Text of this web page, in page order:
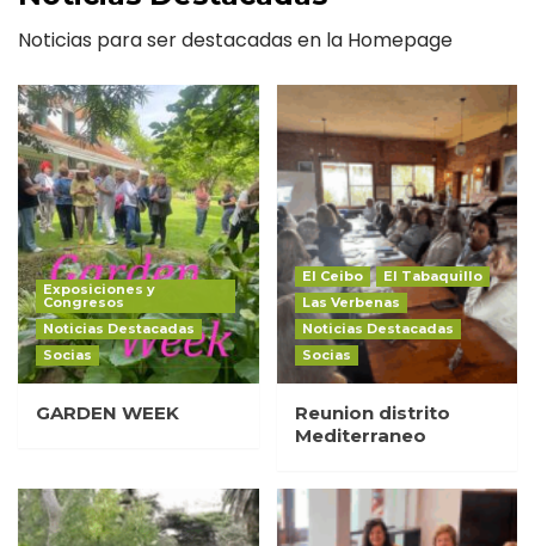
Noticias para ser destacadas en la Homepage
Exposiciones y
Congresos
Noticias Destacadas
Socias
GARDEN WEEK
El Ceibo
El Tabaquillo
Las Verbenas
Noticias Destacadas
Socias
Reunion distrito
Mediterraneo